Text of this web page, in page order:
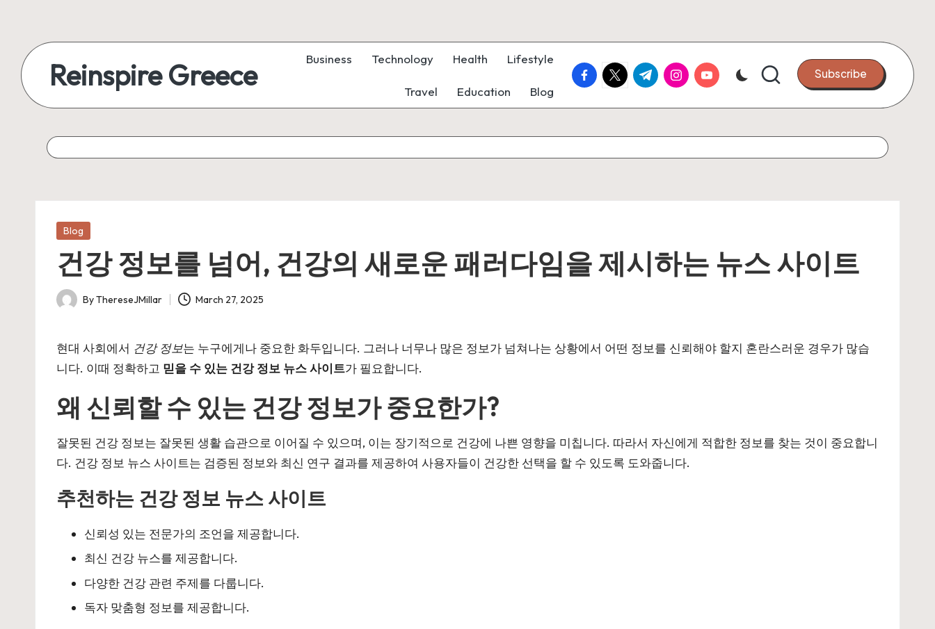
Reinspire Greece Business Technology Health Lifestyle
Travel Education Blog
facebook.com
twitter.com
t.me instagram.com
youtube.com Subscribe
Posted
Blog
건강 정보를 넘어, 건강의 새로운 패러다임을 제시하는 뉴스 사이트
Posted
ByThereseJMillar March 27, 2025
현대 사회에서 건강 정보는 누구에게나 중요한 화두입니다. 그러나 너무나 많은 정보가 넘쳐나는 상황에서 어떤 정보를 신뢰해야 할지 혼란스러운 경우가 많습
니다. 이때 정확하고 믿을 수 있는 건강 정보 뉴스 사이트가 필요합니다.
왜 신뢰할 수 있는 건강 정보가 중요한가?
잘못된 건강 정보는 잘못된 생활 습관으로 이어질 수 있으며, 이는 장기적으로 건강에 나쁜 영향을 미칩니다. 따라서 자신에게 적합한 정보를 찾는 것이 중요합니
다. 건강 정보 뉴스 사이트는 검증된 정보와 최신 연구 결과를 제공하여 사용자들이 건강한 선택을 할 수 있도록 도와줍니다.
추천하는 건강 정보 뉴스 사이트
신뢰성 있는 전문가의 조언을 제공합니다.
최신 건강 뉴스를 제공합니다.
다양한 건강 관련 주제를 다룹니다.
독자 맞춤형 정보를 제공합니다.